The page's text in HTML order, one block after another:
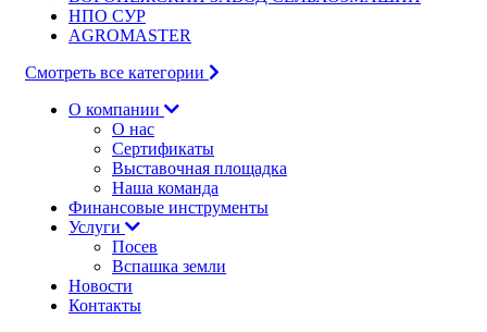
НПО СУР
AGROMASTER
Смотреть все категории
О компании
О нас
Сертификаты
Выставочная площадка
Наша команда
Финансовые инструменты
Услуги
Посев
Вспашка земли
Новости
Контакты